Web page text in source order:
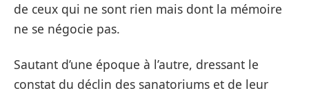
de ceux qui ne sont rien mais dont la mémoire
ne se négocie pas.
Sautant d’une époque à l’autre, dressant le
constat du déclin des sanatoriums et de leur